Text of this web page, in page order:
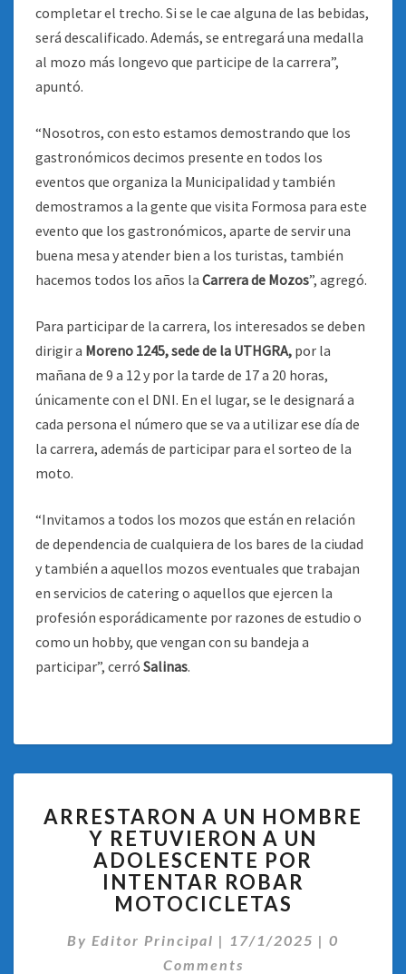
completar el trecho. Si se le cae alguna de las bebidas,
será descalificado. Además, se entregará una medalla
al mozo más longevo que participe de la carrera”,
apuntó.
“Nosotros, con esto estamos demostrando que los
gastronómicos decimos presente en todos los
eventos que organiza la Municipalidad y también
demostramos a la gente que visita Formosa para este
evento que los gastronómicos, aparte de servir una
buena mesa y atender bien a los turistas, también
hacemos todos los años la Carrera de Mozos”, agregó.
Para participar de la carrera, los interesados se deben
dirigir a Moreno 1245, sede de la UTHGRA, por la
mañana de 9 a 12 y por la tarde de 17 a 20 horas,
únicamente con el DNI. En el lugar, se le designará a
cada persona el número que se va a utilizar ese día de
la carrera, además de participar para el sorteo de la
moto.
“Invitamos a todos los mozos que están en relación
de dependencia de cualquiera de los bares de la ciudad
y también a aquellos mozos eventuales que trabajan
en servicios de catering o aquellos que ejercen la
profesión esporádicamente por razones de estudio o
como un hobby, que vengan con su bandeja a
participar”, cerró Salinas.
A
UN
HOMBRE
Y
RETUVIERON
A
UN
ADOLESCENTE
ARRESTARON A UN HOMBRE
Y RETUVIERON A UN
ADOLESCENTE POR
INTENTAR ROBAR
MOTOCICLETAS
By Editor Principal | 17/1/2025 | 0
Comments